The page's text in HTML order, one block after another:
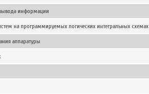
информации
на программируемых логических интегральных схемах
аппаратуры